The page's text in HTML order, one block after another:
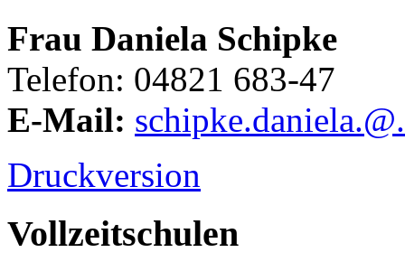
Frau Daniela Schipke
Telefon: 04821 683-47
E-Mail: schipke.daniela.@.
Druckversion
Vollzeitschulen